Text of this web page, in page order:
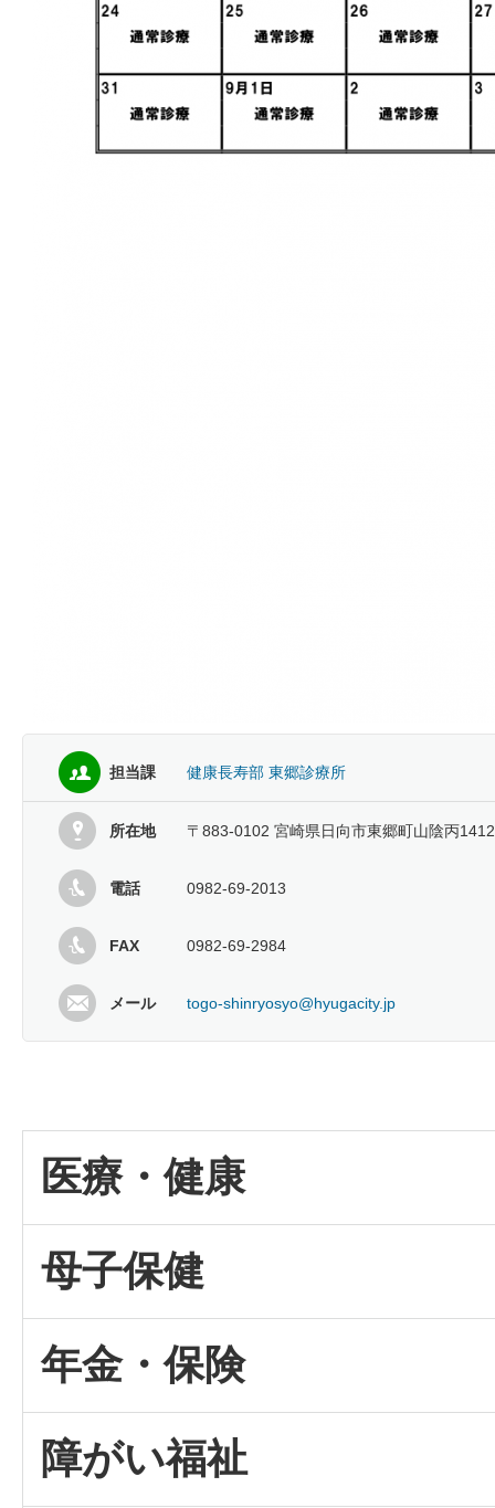
担当課 健康長寿部 東郷診療所
所在地 〒883-0102 宮崎県日向市東郷町山陰丙
電話 0982-69-2013
FAX 0982-69-2984
メール togo-shinryosyo@hyugacity.jp
医療・健康
母子保健
年金・保険
障がい福祉